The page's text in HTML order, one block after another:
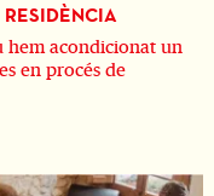
hem acondicionat un
en procés de